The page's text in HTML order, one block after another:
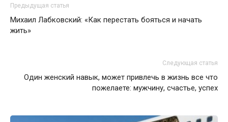
Предыдущая статья
Михаил Лабковский: «Как перестать бояться и начать
жить»
Следующая статья
Один женский навык, может привлечь в жизнь все что
пожелаете: мужчину, счастье, успех